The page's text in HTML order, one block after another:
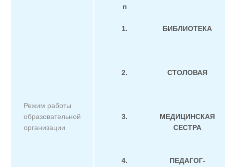
Режим работы
образовательной
организации
п
1. БИБЛИОТЕКА
2. СТОЛОВАЯ
3.
МЕДИЦИНСКАЯ
СЕСТРА
4.
ПЕДАГОГ-